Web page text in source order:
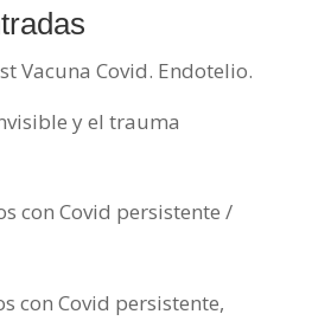
Vacuna Covid. Endotelio.
y el trauma
con Covid persistente /
con Covid persistente,